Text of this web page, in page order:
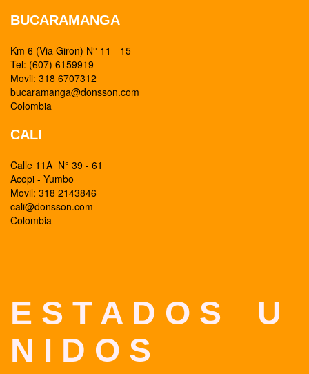
BUCARAMANGA
Km 6 (Via Giron) N° 11 - 15
Tel: (607) 6159919
Movil: 318 6707312
bucaramanga@donsson.com
Colombia
CALI
Calle 11A N° 39 - 61
Acopi - Yumbo
Movil: 318 2143846
cali@donsson.com
Colombia
E S T A D O S U
N I D O S